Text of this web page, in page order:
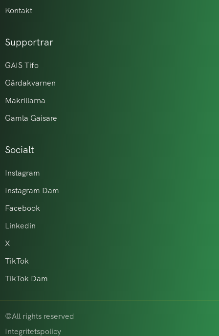
Kontakt
Supportrar
GAIS Tifo
Gårdakvarnen
Makrillarna
Gamla Gaisare
Socialt
Instagram
Instagram Dam
Facebook
Linkedin
X
TikTok
TikTok Dam
©All rights reserved
Integritetspolicy